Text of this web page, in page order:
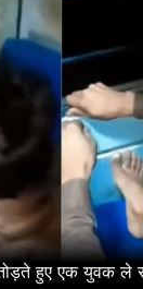
हुए एक युवक ले